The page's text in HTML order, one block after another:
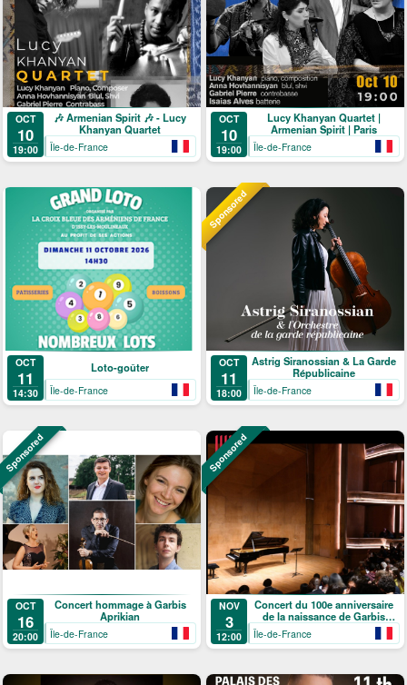
OCT
10
19:00
🎶 Armenian Spirit 🎶 - Lucy
Khanyan Quartet
Île-de-France
OCT
10
19:00
Lucy Khanyan Quartet |
Armenian Spirit | Paris
Île-de-France
OCT
11
14:30
Loto-goûter
Île-de-France
Sponsored
OCT
11
18:00
Astrig Siranossian & La Garde
Républicaine
Île-de-France
Sponsored
OCT
16
20:00
Concert hommage à Garbis
Aprikian
Île-de-France
Sponsored
NOV
3
12:00
Concert du 100e anniversaire
de la naissance de Garbis
Aprikian
Île-de-France